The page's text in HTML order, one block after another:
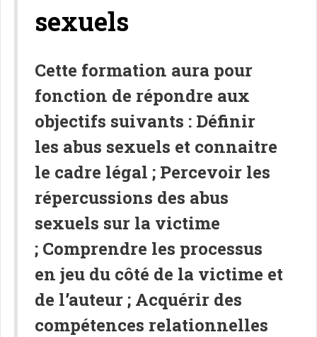
sexuels
Cette formation aura pour
fonction de répondre aux
objectifs suivants : Définir
les abus sexuels et connaitre
le cadre légal ; Percevoir les
répercussions des abus
sexuels sur la victime
; Comprendre les processus
en jeu du côté de la victime et
de l’auteur ; Acquérir des
compétences relationnelles